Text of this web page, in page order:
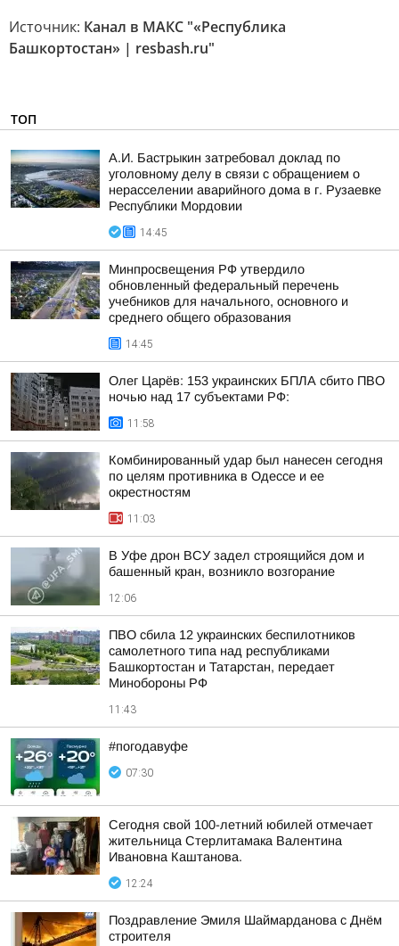
Источник: Канал в МАКС "«Республика
Башкортостан» | resbash.ru"
ТОП
А.И. Бастрыкин затребовал доклад по
уголовному делу в связи с обращением о
нерасселении аварийного дома в г. Рузаевке
Республики Мордовии
14:45
Минпросвещения РФ утвердило
обновленный федеральный перечень
учебников для начального, основного и
среднего общего образования
14:45
Олег Царёв: 153 украинских БПЛА сбито ПВО
ночью над 17 субъектами РФ:
11:58
Комбинированный удар был нанесен сегодня
по целям противника в Одессе и ее
окрестностям
11:03
В Уфе дрон ВСУ задел строящийся дом и
башенный кран, возникло возгорание
12:06
ПВО сбила 12 украинских беспилотников
самолетного типа над республиками
Башкортостан и Татарстан, передает
Минобороны РФ
11:43
#погодавуфе
07:30
Сегодня свой 100-летний юбилей отмечает
жительница Стерлитамака Валентина
Ивановна Каштанова.
12:24
Поздравление Эмиля Шаймарданова с Днём
строителя